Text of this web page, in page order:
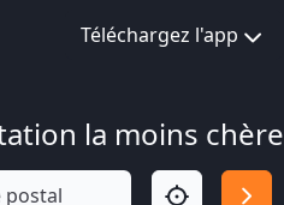
Téléchargez l'app
la moins chère